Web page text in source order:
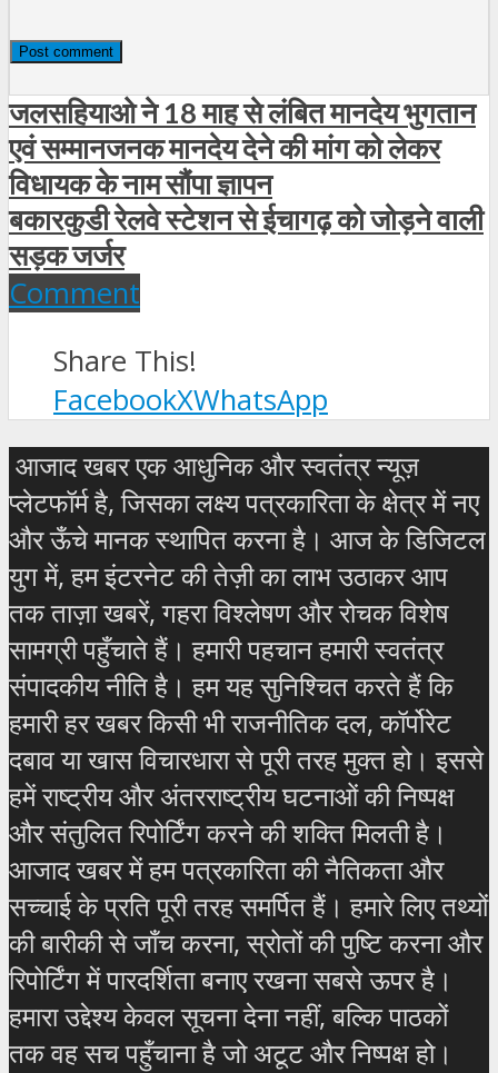
जलसहियाओ ने 18 माह से लंबित मानदेय भुगतान
एवं सम्मानजनक मानदेय देने की मांग को लेकर
विधायक के नाम सौंपा ज्ञापन
बकारकुडी रेलवे स्टेशन से ईचागढ़ को जोड़ने वाली
सड़क जर्जर
Comment
Share This!
FacebookXWhatsApp
आजाद खबर एक आधुनिक और स्वतंत्र न्यूज़
प्लेटफॉर्म है, जिसका लक्ष्य पत्रकारिता के क्षेत्र में नए
और ऊँचे मानक स्थापित करना है। आज के डिजिटल
युग में, हम इंटरनेट की तेज़ी का लाभ उठाकर आप
तक ताज़ा खबरें, गहरा विश्लेषण और रोचक विशेष
सामग्री पहुँचाते हैं। हमारी पहचान हमारी स्वतंत्र
संपादकीय नीति है। हम यह सुनिश्चित करते हैं कि
हमारी हर खबर किसी भी राजनीतिक दल, कॉर्पोरेट
दबाव या खास विचारधारा से पूरी तरह मुक्त हो। इससे
हमें राष्ट्रीय और अंतरराष्ट्रीय घटनाओं की निष्पक्ष
और संतुलित रिपोर्टिंग करने की शक्ति मिलती है।
आजाद खबर में हम पत्रकारिता की नैतिकता और
सच्चाई के प्रति पूरी तरह समर्पित हैं। हमारे लिए तथ्यों
की बारीकी से जाँच करना, स्रोतों की पुष्टि करना और
रिपोर्टिंग में पारदर्शिता बनाए रखना सबसे ऊपर है।
हमारा उद्देश्य केवल सूचना देना नहीं, बल्कि पाठकों
तक वह सच पहुँचाना है जो अटूट और निष्पक्ष हो।